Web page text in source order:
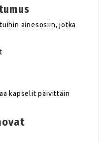
ainesosiin, jotka
kapselit päivittäin